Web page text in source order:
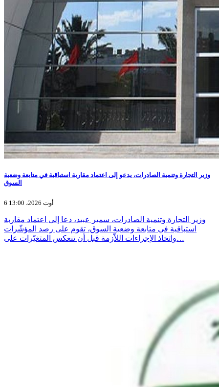
وزير التجارة وتنمية الصادرات، يدعو إلى اعتماد مقاربة استباقية في متابعة وضعية
السوق
6 أوت 2026، 13:00
وزير التجارة وتنمية الصادرات، سمير عبيد، دعا إلى اعتماد مقاربة
استباقية في متابعة وضعية السوق، تقوم على رصد المؤشّرات
واتخاذ الإجراءات اللاّزمة قبل أن تنعكس المتغيّرات على…